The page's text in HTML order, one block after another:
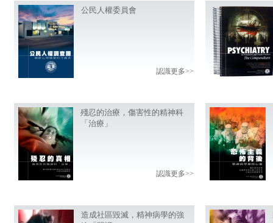
公民人權委員會
認識更多>>
殘忍的治療，傷害性的精神科
「治療」
認識更多>>
造成社區毀滅，精神病學的強